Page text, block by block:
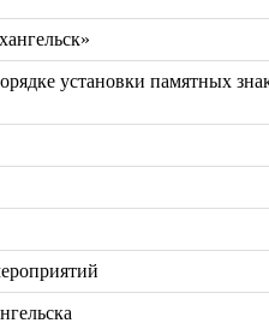
установки памятных